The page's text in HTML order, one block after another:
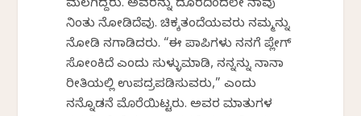
ಮಲಗಿದ್ದರು. ಅವರನ್ನು ದೂರದಿಂದಲೇ ನಾವು
ನಿಂತು ನೋಡಿದೆವು. ಚಿಕ್ಕತಂದೆಯವರು ನಮ್ಮನ್ನು
ನೋಡಿ ನಗಾಡಿದರು. “ಈ ಪಾಪಿಗಳು ನನಗೆ ಪ್ಲೇಗ್
ಸೋಂಕಿದೆ ಎಂದು ಸುಳ್ಳುಮಾಡಿ, ನನ್ನನ್ನು ನಾನಾ
ರೀತಿಯಲ್ಲಿ ಉಪದ್ರಪಡಿಸುವರು,” ಎಂದು
ನನ್ನೊಡನೆ ಮೊರೆಯಿಟ್ಟರು. ಅವರ ಮಾತುಗಳ